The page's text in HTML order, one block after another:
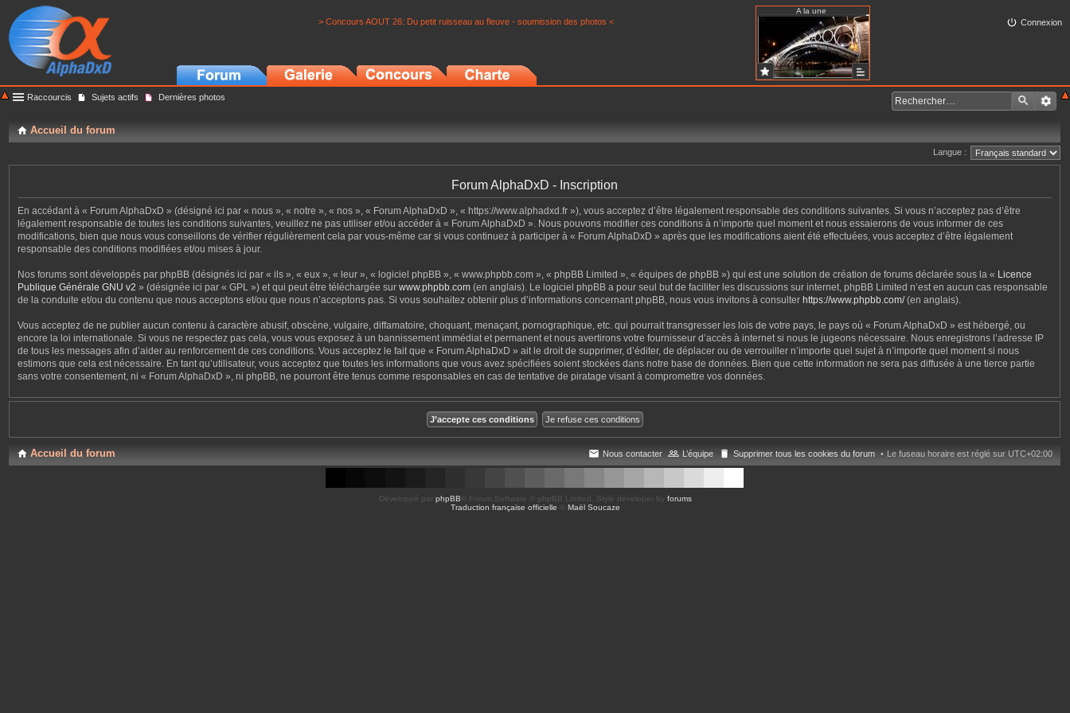
> Concours AOUT 26: Du petit ruisseau au fleuve - soumission des photos <
A la une
Connexion
Raccourcis Sujets actifs Dernières photos
Accueil du forum
Langue :
Forum AlphaDxD - Inscription
En accédant à « Forum AlphaDxD » (désigné ici par « nous », « notre », « nos », « Forum AlphaDxD », « https://www.alphadxd.fr »), vous acceptez d’être légalement responsable des conditions suivantes. Si vous n’acceptez pas d’être
légalement responsable de toutes les conditions suivantes, veuillez ne pas utiliser et/ou accéder à « Forum AlphaDxD ». Nous pouvons modifier ces conditions à n’importe quel moment et nous essaierons de vous informer de ces
modifications, bien que nous vous conseillons de vérifier régulièrement cela par vous-même car si vous continuez à participer à « Forum AlphaDxD » après que les modifications aient été effectuées, vous acceptez d’être légalement
responsable des conditions modifiées et/ou mises à jour.
Nos forums sont développés par phpBB (désignés ici par « ils », « eux », « leur », « logiciel phpBB », « www.phpbb.com », « phpBB Limited », « équipes de phpBB ») qui est une solution de création de forums déclarée sous la « Licence
Publique Générale GNU v2 » (désignée ici par « GPL ») et qui peut être téléchargée sur www.phpbb.com (en anglais). Le logiciel phpBB a pour seul but de faciliter les discussions sur internet, phpBB Limited n’est en aucun cas responsable
de la conduite et/ou du contenu que nous acceptons et/ou que nous n’acceptons pas. Si vous souhaitez obtenir plus d’informations concernant phpBB, nous vous invitons à consulter https://www.phpbb.com/(en anglais).
Vous acceptez de ne publier aucun contenu à caractère abusif, obscène, vulgaire, diffamatoire, choquant, menaçant, pornographique, etc. qui pourrait transgresser les lois de votre pays, le pays où « Forum AlphaDxD » est hébergé, ou
encore la loi internationale. Si vous ne respectez pas cela, vous vous exposez à un bannissement immédiat et permanent et nous avertirons votre fournisseur d’accès à internet si nous le jugeons nécessaire. Nous enregistrons l’adresse IP
de tous les messages afin d’aider au renforcement de ces conditions. Vous acceptez le fait que « Forum AlphaDxD » ait le droit de supprimer, d’éditer, de déplacer ou de verrouiller n’importe quel sujet à n’importe quel moment si nous
estimons que cela est nécessaire. En tant qu’utilisateur, vous acceptez que toutes les informations que vous avez spécifiées soient stockées dans notre base de données. Bien que cette information ne sera pas diffusée à une tierce partie
sans votre consentement, ni « Forum AlphaDxD », ni phpBB, ne pourront être tenus comme responsables en cas de tentative de piratage visant à compromettre vos données.
Accueil du forum Le fuseau horaire est réglé sur UTC+02:00
Supprimer tous les cookies du forum
L’équipe
Nous contacter
Développé par phpBB ® Forum Software © phpBB Limited , Style developer by forums
Traduction française officielle
Maël Soucaze